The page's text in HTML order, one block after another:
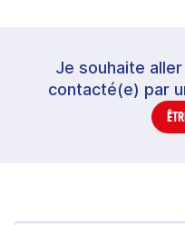
Je souhaite
contacté(e) par